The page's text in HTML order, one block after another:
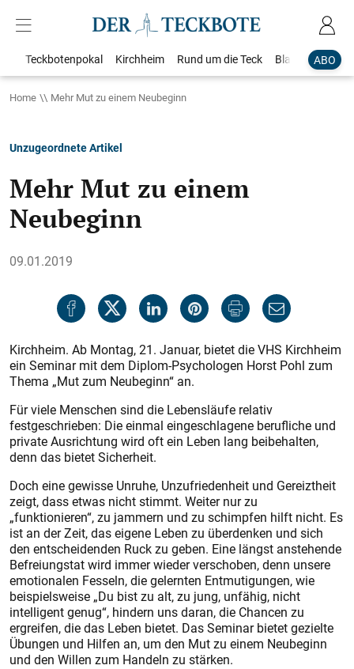
ABO
Teckbotenpokal Kirchheim Rund um die Teck Blaulicht
Home Mehr Mut zu einem Neubeginn
Unzugeordnete Artikel
Mehr Mut zu einem
Neubeginn
09.01.2019
Kirchheim. Ab Montag, 21. Januar, bietet die VHS Kirchheim
ein Seminar mit dem Diplom-Psychologen Horst Pohl zum
Thema „Mut zum Neubeginn“ an.
Für viele Menschen sind die Lebensläufe relativ
festgeschrieben: Die einmal eingeschlagene berufliche und
private Ausrichtung wird oft ein Leben lang beibehalten,
denn das bietet Sicherheit.
Doch eine gewisse Unruhe, Unzufriedenheit und Gereiztheit
zeigt, dass etwas nicht stimmt. Weiter nur zu
„funktionieren“, zu jammern und zu schimpfen hilft nicht. Es
ist an der Zeit, das eigene Leben zu überdenken und sich
den entscheidenden Ruck zu geben. Eine längst anstehende
Befreiungstat wird immer wieder verschoben, denn unsere
emotionalen Fesseln, die gelernten Entmutigungen, wie
beispielsweise „Du bist zu alt, zu jung, unfähig, nicht
intelligent genug“, hindern uns daran, die Chancen zu
ergreifen, die das Leben bietet. Das Seminar bietet gezielte
Übungen und Hilfen an, um den Mut zu einem Neubeginn
und den Willen zum Handeln zu stärken.